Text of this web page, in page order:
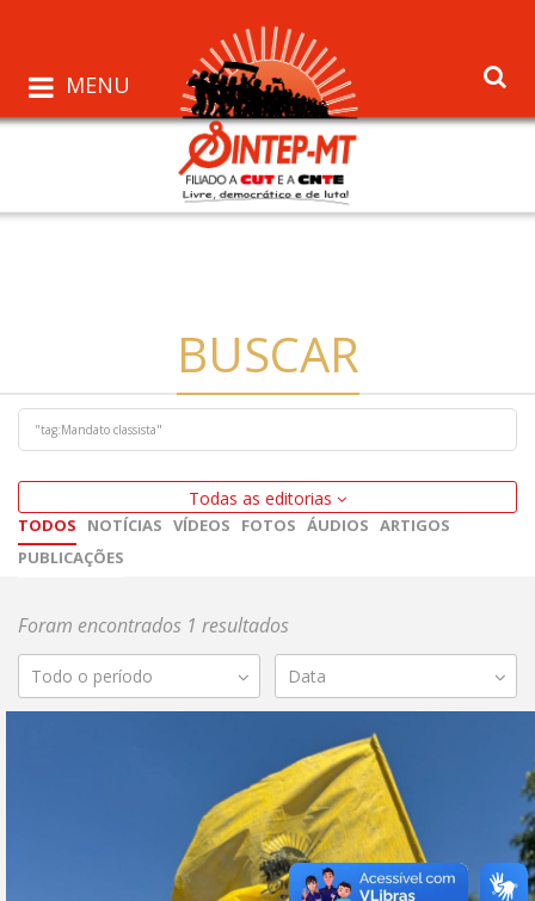
MENU
BUSCAR
Todas as editorias
TODOS NOTÍCIAS VÍDEOS FOTOS ÁUDIOS ARTIGOS
PUBLICAÇÕES
Foram encontrados 1 resultados
Todo o período Data